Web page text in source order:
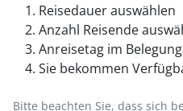
Reisedauer auswählen
Anzahl Reisende
Anreisetag im
Sie bekommen
Bitte beachten Sie, dass sich